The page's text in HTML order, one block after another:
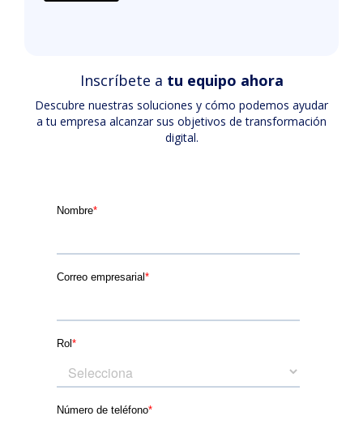
Inscríbete a tu equipo ahora
Descubre nuestras soluciones y cómo podemos ayudar
a tu empresa alcanzar sus objetivos de transformación
digital.